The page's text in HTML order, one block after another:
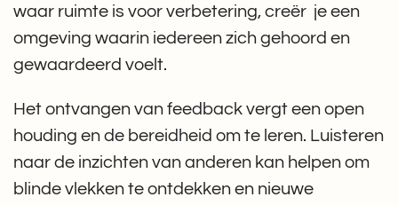
waar ruimte is voor verbetering, creër je een
omgeving waarin iedereen zich gehoord en
gewaardeerd voelt.
Het ontvangen van feedback vergt een open
houding en de bereidheid om te leren. Luisteren
naar de inzichten van anderen kan helpen om
blinde vlekken te ontdekken en nieuwe